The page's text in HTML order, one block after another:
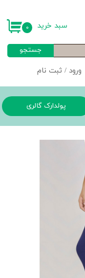
ورود / ثبت نام
جستجو
۰ سبد خرید
پولدارک گالری